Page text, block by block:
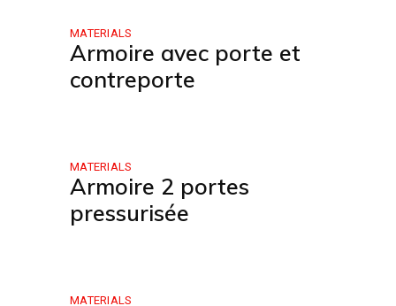
MATERIALS
Armoire avec porte et
contreporte
MATERIALS
Armoire 2 portes
pressurisée
MATERIALS